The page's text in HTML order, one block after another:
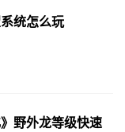
统怎么玩
野外龙等级快速